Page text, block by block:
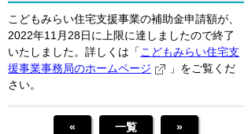
こどもみらい住宅支援事業の補助金申請額が、
2022年11月28日に上限に達しましたので終了
いたしました。詳しくは「 こどもみらい住宅支
援事業事務局のホームページ
」をご覧くだ
さい。
« 一覧 »